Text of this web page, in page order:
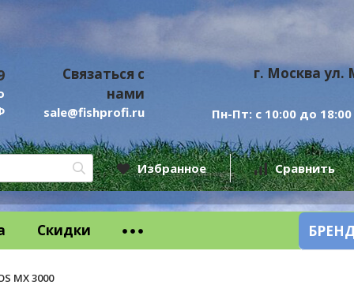
Связаться с
нами
sale@fishprofi.ru
г. Москва ул.
Пн-Пт: с 10:00 до
Избранное Сравнить
Скидки
MX 3000